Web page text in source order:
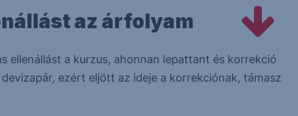
az árfolyam
ellenállást a kurzus, ahonnan lepattant és korrekció
ezért eljött az ideje a korrekciónak, támasz